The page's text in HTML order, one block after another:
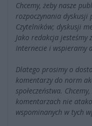
Chcemy, żeby nasze
rozpoczynania dyskusji
Czytelników; dyskusji
Jako redakcja
Internecie i wspieramy
Dlatego prosimy o
komentarzy do norm
społeczeństwa.
komentarzach nie
wspominanych w tych